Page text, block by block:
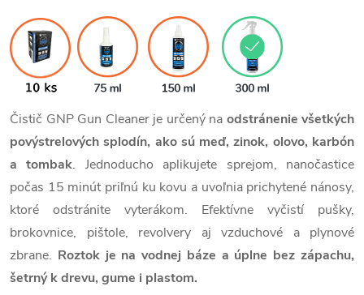
Čistič GNP Gun Cleaner je určený na odstránenie všetkých
povýstrelových splodín, ako sú meď, zinok, olovo, karbón
a tombak. Jednoducho aplikujete sprejom, nanočastice
počas 15 minút priľnú ku kovu a uvoľnia prichytené nánosy,
ktoré odstránite vyterákom. Efektívne vyčistí pušky,
brokovnice, pištole, revolvery aj vzduchové a plynové
zbrane. Roztok je na vodnej báze a úplne bez zápachu,
šetrný k drevu, gume i plastom.